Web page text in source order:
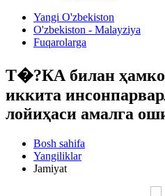
Yangi O'zbekiston
O'zbekiston - Malayziya
Fuqarolarga
Т�?КА билан
иккита
лойиҳаси амалга
Bosh sahifa
Yangiliklar
Jamiyat